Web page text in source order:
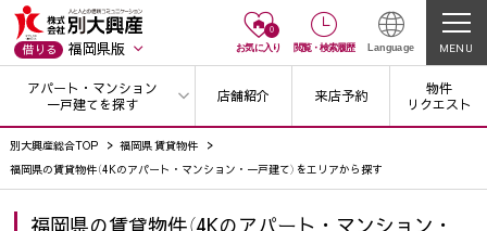
借りる 福岡県版
0
お気に入り 閲覧・ 検索履歴 Language MENU
アパート・マンション
一戸建てを探す
店舗紹介 来店予約
物件
リクエスト
別大興産総合TOP
福岡県 賃貸物件
福岡県の賃貸物件（4Kのアパート・マンション・一戸建て）をエリアから探す
福岡県の賃貸物件（4Kのアパート・マンション・